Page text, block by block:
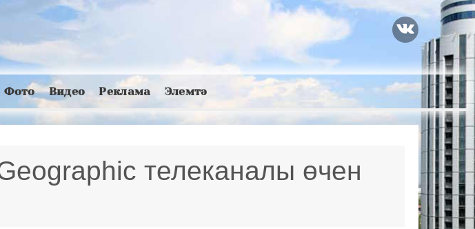
Фото Видео Реклама Элемтә
телеканалы өчен